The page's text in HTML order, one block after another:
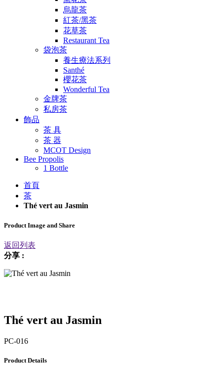
烏龍茶
紅茶/黑茶
花草茶
Restaurant Tea
袋泡茶
養生療法系列
Santhé
櫻花茶
Wonderful Tea
金牌茶
私房茶
飾品
茶 具
茶 器
MCOT Design
Bee Propolis
1 Bottle
首頁
茶
Thé vert au Jasmin
Product Image and Share
返回列表
分享 :
Thé vert au Jasmin
PC-016
Product Details